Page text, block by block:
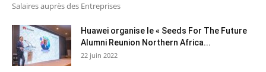
Salaires auprès des Entreprises
Huawei organise le « Seeds For The Future
Alumni Reunion Northern Africa...
22 juin 2022